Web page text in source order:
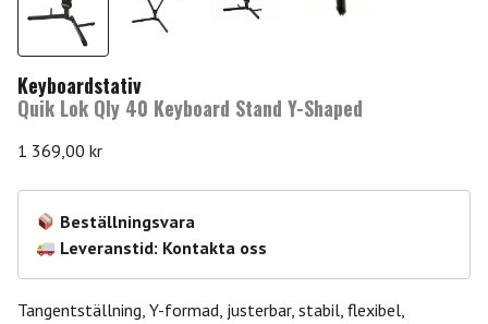
Keyboardstativ
Quik Lok Qly 40 Keyboard Stand Y-Shaped
1 369,00 kr
Beställningsvara
Leveranstid: Kontakta oss
Tangentställning, Y-formad, justerbar, stabil, flexibel,